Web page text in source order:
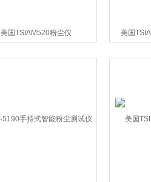
美国TSIAM520粉尘仪 美国